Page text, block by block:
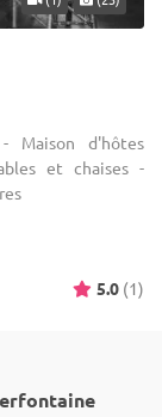
Maison d'hôtes
et chaises -
5.0 (1)